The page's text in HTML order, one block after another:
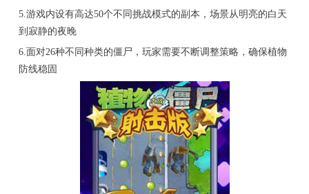
5.游戏内设有高达50个不同挑战模式的副本，场景从明亮的白天
到寂静的夜晚
6.面对26种不同种类的僵尸，玩家需要不断调整策略，确保植物
防线稳固